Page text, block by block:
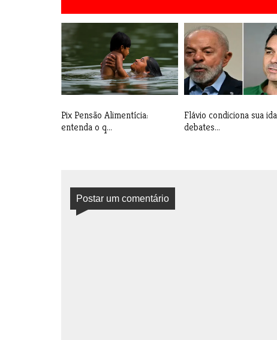
Pix Pensão Alimentícia:
entenda o q...
Flávio condiciona sua
debates...
Postar um comentário